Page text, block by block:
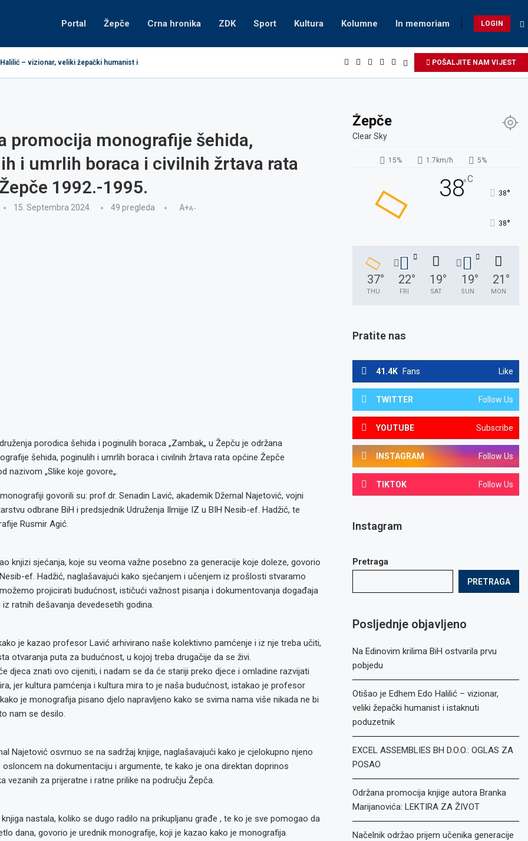
Portal Žepče Crna hronika ZDK Sport Kultura Kolumne In memoriam LOGIN
– vizionar, veliki žepački humanist i... POŠALJITE NAM VIJEST
promocija monografije šehida,
i umrlih boraca i civilnih žrtava rata
1992.-1995.
15. Septembra 2024. 49 pregleda A+A-
porodica šehida i poginulih boraca „Zambak„ u Žepču je održana
šehida, poginulih i umrlih boraca i civilnih žrtava rata općine Žepče
nazivom „Slike koje govore„.
govorili su: prof.dr. Senadin Lavić, akademik Džemal Najetović, vojni
odbrane BiH i predsjednik Udruženja Ilmijje IZ u BIH Nesib-ef. Hadžić, te
Rusmir Agić.
knjizi sjećanja, koje su veoma važne posebno za generacije koje doleze, govorio
ef. Hadžić, naglašavajući kako sjećanjem i učenjem iz prošlosti stvaramo
projicirati budućnost, ističući važnost pisanja i dokumentovanja događaja
ratnih dešavanja devedesetih godina.
je kazao profesor Lavić arhivirano naše kolektivno pamćenje i iz nje treba učiti,
otvaranja puta za budućnost, u kojoj treba drugačije da se živi.
djeca znati ovo cijeniti, i nadam se da će stariji preko djece i omladine razvijati
jer kultura pamćenja i kultura mira to je naša budućnost, istakao je profesor
je monografija pisano djelo napravljeno kako se svima nama više nikada ne bi
nam se desilo.
Najetović osvrnuo se na sadržaj knjige, naglašavajući kako je cjelokupno njeno
na dokumentaciju i argumente, te kako je ona direktan doprinos
vezanih za prijeratne i ratne prilike na području Žepča.
nastala, koliko se dugo radilo na prikupljanu građe , te ko je sve pomogao da
dana, govorio je urednik monografije, koji je kazao kako je monografija
Žepče
Clear Sky
15% 1.7km/h 5%
38°C
38°
38°
37°
THU
22°
FRI
19°
SAT
19°
SUN
21 °
MON
Pratite nas
41.4K Fans Like
TWITTER Follow Us
YOUTUBE Subscribe
INSTAGRAM Follow Us
TIKTOK Follow Us
Instagram
Pretraga
PRETRAGA
Posljednje objavljeno
Na Edinovim krilima BiH ostvarila prvu
pobjedu
Otišao je Edhem Edo Halilić – vizionar,
veliki žepački humanist i istaknuti
poduzetnik
EXCEL ASSEMBLIES BH D.O.O.: OGLAS ZA
POSAO
Održana promocija knjige autora Branka
Marijanovića: LEKTIRA ZA ŽIVOT
Načelnik održao prijem učenika generacije
za
za
Referent
Radno
kvalitete,